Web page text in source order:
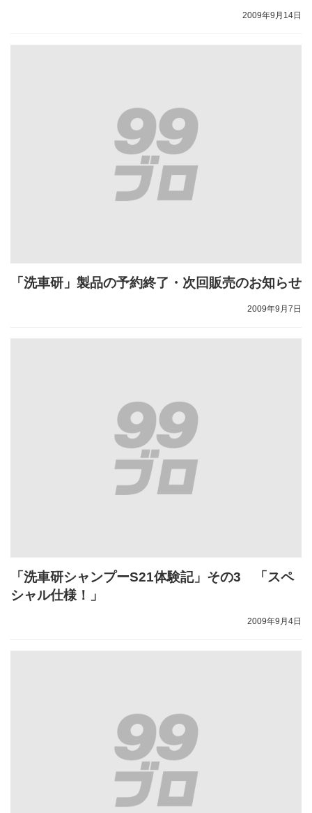
2009年9月14日
「洗車研」製品の予約終了・次回販売のお知らせ
2009年9月7日
「洗車研シャンプーS21体験記」その3 「スペ
シャル仕様！」
2009年9月4日